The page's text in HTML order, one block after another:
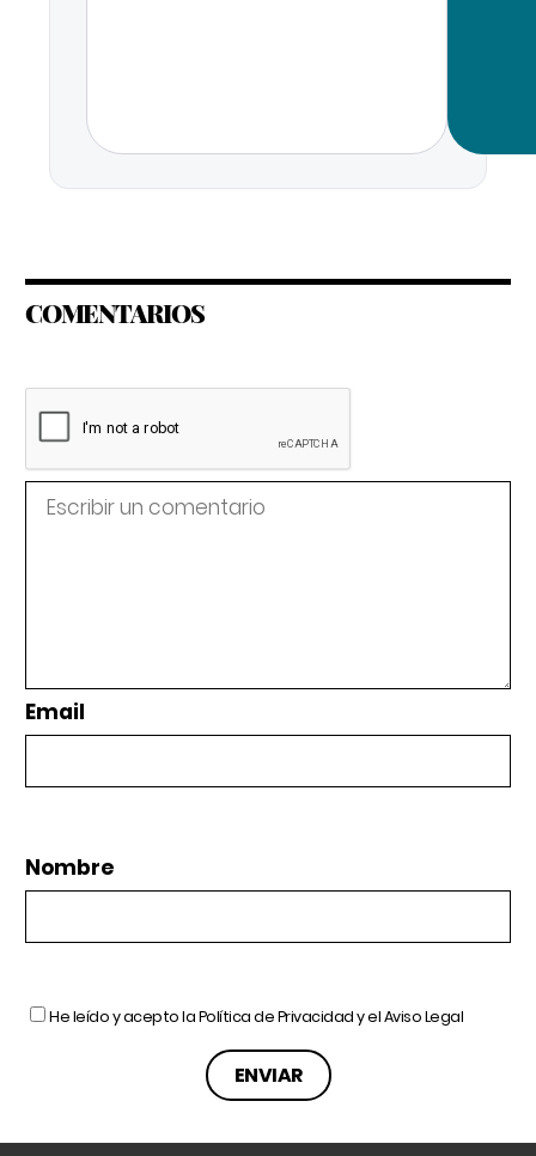
COMENTARIOS
Email
Nombre
He leído y acepto laPolítica de Privacidady elAviso Legal